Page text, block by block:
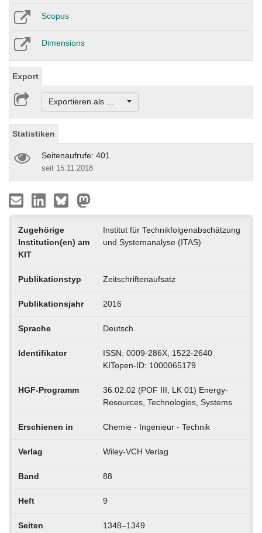
Scopus
Dimensions
Export
Exportieren als ...
Statistiken
Seitenaufrufe: 401
seit 15.11.2018
Zugehörige
Institution(en) am
KIT
Institut für Technikfolgenabschätzung
und Systemanalyse (ITAS)
Publikationstyp Zeitschriftenaufsatz
Publikationsjahr 2016
Sprache Deutsch
Identifikator
ISSN: 0009-286X, 1522-2640
KITopen-ID: 1000065179
HGF-Programm
36.02.02 (POF III, LK 01) Energy-
Resources, Technologies, Systems
Erschienen in Chemie - Ingenieur - Technik
Verlag Wiley-VCH Verlag
Band 88
Heft 9
Seiten 1348–1349